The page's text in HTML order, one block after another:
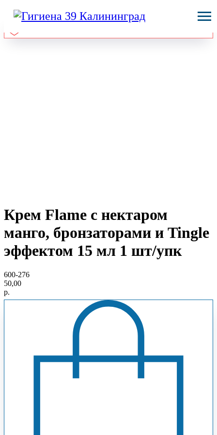
Крем Flame с нектаром
манго, бронзаторами и Tingle
эффектом 15 мл 1 шт/упк
600-276
50,00
р.